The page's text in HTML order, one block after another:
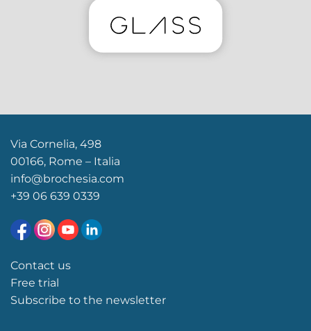
Via Cornelia, 498
00166, Rome – Italia
info@brochesia.com
+39 06 639 0339
Contact us
Free trial
Subscribe to the newsletter